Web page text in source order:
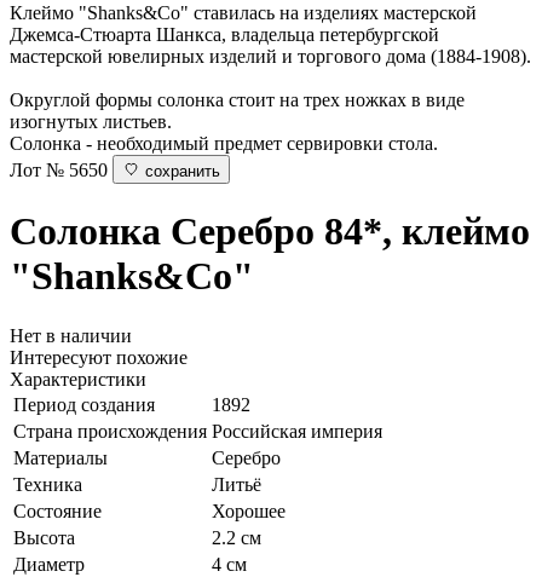
Клеймо "Shanks&Co" ставилась на изделиях мастерской
Джемса-Стюарта Шанкса, владельца петербургской
мастерской ювелирных изделий и торгового дома (1884-1908).
Округлой формы солонка стоит на трех ножках в виде
изогнутых листьев.
Солонка - необходимый предмет сервировки стола.
Лот № 5650
сохранить
Солонка Серебро 84*, клеймо
"Shanks&Co"
Нет в наличии
Интересуют похожие
Характеристики
Период создания
1892
Страна происхождения Российская империя
Материалы
Серебро
Техника
Литьё
Состояние
Хорошее
Высота
2.2 см
Диаметр
4 см